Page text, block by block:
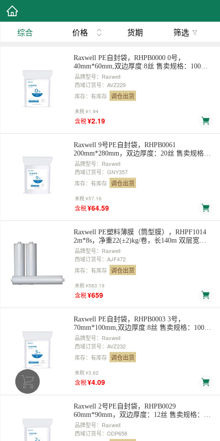
综合 价格 货期 筛选
Raxwell PE自封袋，RHPB0000 0号，
40mm*60mm,双边厚度:8丝 售卖规格：100个/
包
品牌型号：Raxwell
西域订货号：AVZ229
库存：有库存 调仓出货
未税¥1.94
含税¥2.19
Raxwell 9号PE自封袋，RHPB0061
200mm*280mm，双边厚度：20丝 售卖规格：
100个/包
品牌型号：Raxwell
西域订货号：GNY357
库存：有库存 调仓出货
未税¥57.16
含税¥64.59
Raxwell PE塑料薄膜（筒型膜），RHPF1014
2m*8s，净重22(±2)kg/卷，长140m 双层宽
1m，展开单层宽2米，对折卷装 售卖规格：1
卷
品牌型号：Raxwell
西域订货号：AJF472
库存：有库存 调仓出货
未税¥583.19
含税¥659
Raxwell PE自封袋，RHPB0003 3号，
70mm*100mm,双边厚度:8丝 售卖规格：100个/
包
品牌型号：Raxwell
西域订货号：AVZ232
库存：有库存 调仓出货
未税¥3.62
含税¥4.09
Raxwell 2号PE自封袋，RHPB0029
60mm*90mm，双边厚度：12丝 售卖规格：
100个/包
品牌型号：Raxwell
西域订货号：DDP658